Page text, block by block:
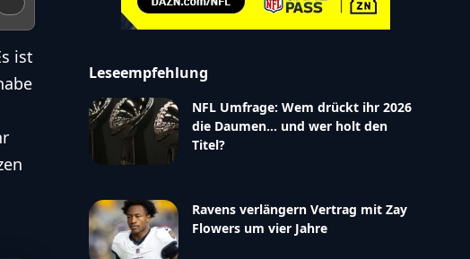
ist
Leseempfehlung
NFL Umfrage: Wem drückt ihr 2026
die Daumen… und wer holt den
Titel?
Ravens verlängern Vertrag mit Zay
Flowers um vier Jahre